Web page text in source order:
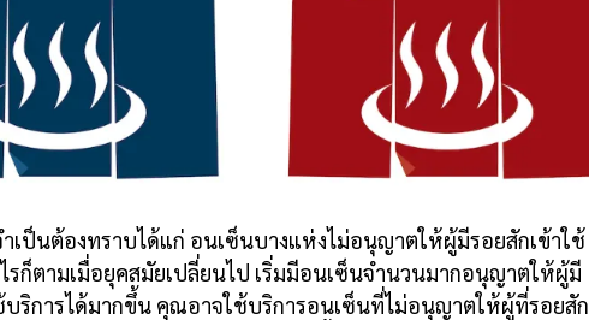
เป็นต้องทราบได้แก่ อนเซ็นบางแห่งไม่อนุญาตให้ผู้มีรอยสักเข้าใช้
รก็ตามเมื่อยุคสมัยเปลี่ยนไป เริ่มมีอนเซ็นจำนวนมากอนุญาตให้ผู้มี
บริการได้มากขึ้น คุณอาจใช้บริการอนเซ็นที่ไม่อนุญาตให้ผู้ที่รอยสัก